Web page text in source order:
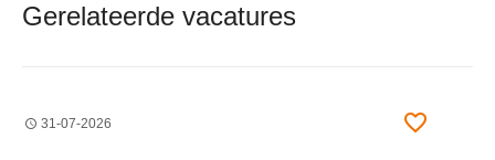
Gerelateerde vacatures
31-07-2026